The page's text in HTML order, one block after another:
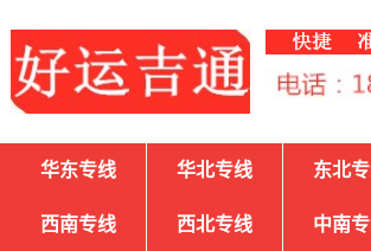
华东专线 华北专线 东北
西南专线 西北专线 中南